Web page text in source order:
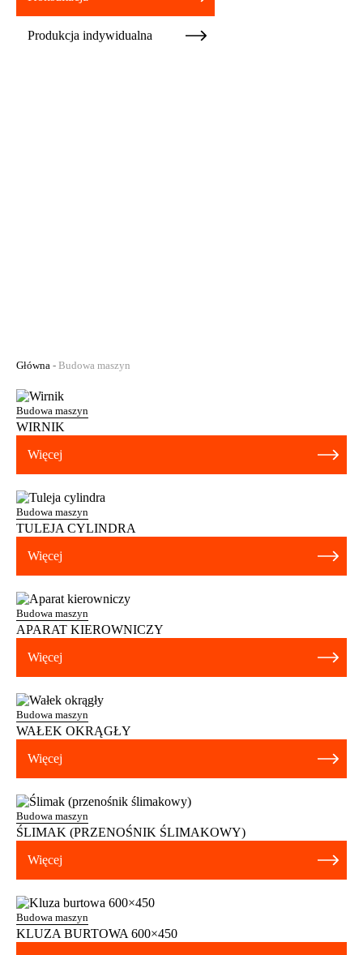
Produkcja indywidualna
Główna - Budowa maszyn
Budowa maszyn
WIRNIK
Więcej
Budowa maszyn
TULEJA CYLINDRA
Więcej
Budowa maszyn
APARAT KIEROWNICZY
Więcej
Budowa maszyn
WAŁEK OKRĄGŁY
Więcej
Budowa maszyn
ŚLIMAK (PRZENOŚNIK ŚLIMAKOWY)
Więcej
Budowa maszyn
KLUZA BURTOWA 600×450